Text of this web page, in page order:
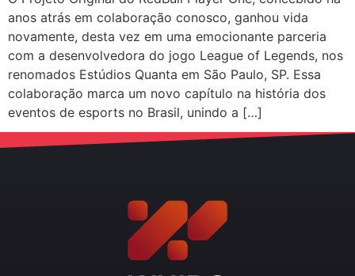
anos atrás em colaboração conosco, ganhou vida
novamente, desta vez em uma emocionante parceria
com a desenvolvedora do jogo League of Legends, nos
renomados Estúdios Quanta em São Paulo, SP. Essa
colaboração marca um novo capítulo na história dos
eventos de esports no Brasil, unindo a […]